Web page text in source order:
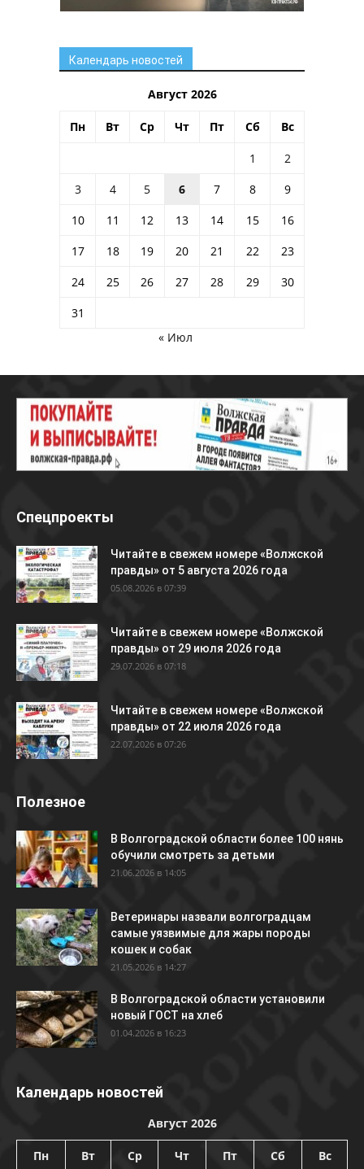
Календарь новостей
Август 2026
Пн Вт Ср Чт Пт Сб Вс
1
2
3
4 5 6 7 8
9
10
11 12 13 14 15
16
17
18 19 20 21 22
23
24
25 26 27 28 29
30
31
« Июл
Спецпроекты
Читайте в свежем номере «Волжской
правды» от 5 августа 2026 года
05.08.2026 в 07:39
Читайте в свежем номере «Волжской
правды» от 29 июля 2026 года
29.07.2026 в 07:18
Читайте в свежем номере «Волжской
правды» от 22 июля 2026 года
22.07.2026 в 07:26
Полезное
В Волгоградской области более 100 нянь
обучили смотреть за детьми
21.06.2026 в 14:05
Ветеринары назвали волгоградцам
самые уязвимые для жары породы
кошек и собак
21.05.2026 в 14:27
В Волгоградской области установили
новый ГОСТ на хлеб
01.04.2026 в 16:23
Календарь новостей
Август 2026
Пн Вт Ср Чт Пт Сб Вс